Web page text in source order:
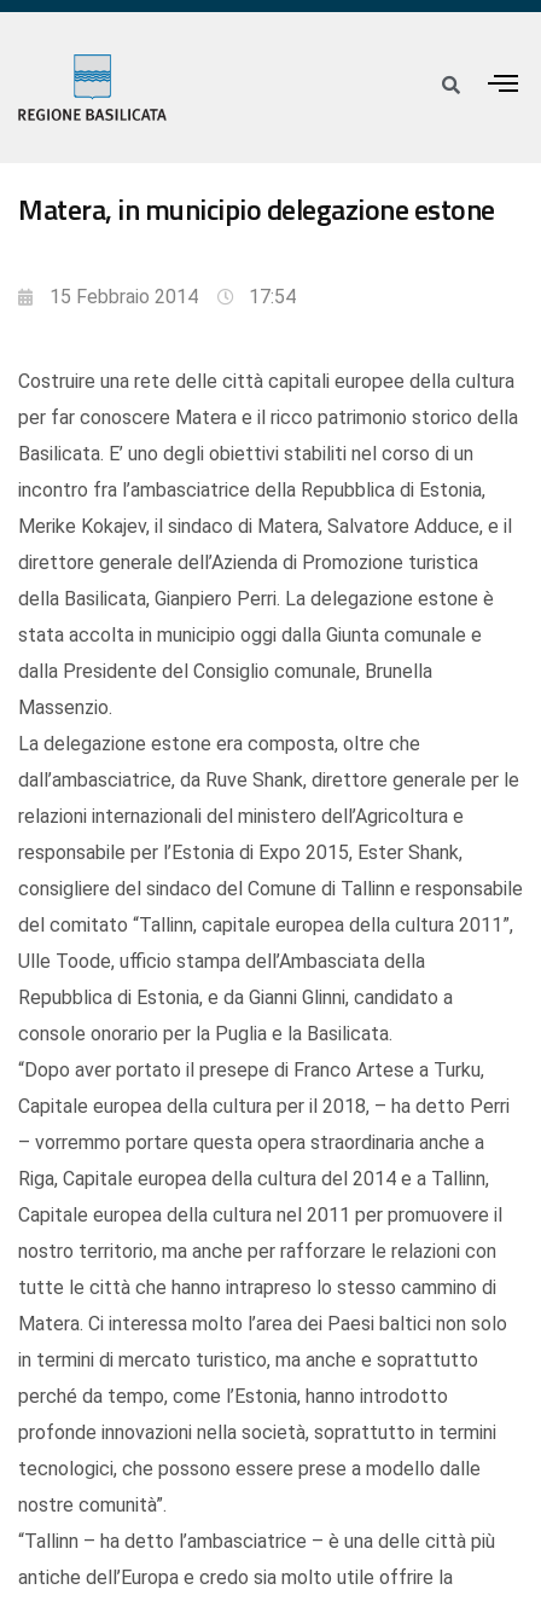
Matera, in municipio delegazione estone
15 Febbraio 2014 17:54
Costruire una rete delle città capitali europee della cultura
per far conoscere Matera e il ricco patrimonio storico della
Basilicata. E’ uno degli obiettivi stabiliti nel corso di un
incontro fra l’ambasciatrice della Repubblica di Estonia,
Merike Kokajev, il sindaco di Matera, Salvatore Adduce, e il
direttore generale dell’Azienda di Promozione turistica
della Basilicata, Gianpiero Perri. La delegazione estone è
stata accolta in municipio oggi dalla Giunta comunale e
dalla Presidente del Consiglio comunale, Brunella
Massenzio.
La delegazione estone era composta, oltre che
dall’ambasciatrice, da Ruve Shank, direttore generale per le
relazioni internazionali del ministero dell’Agricoltura e
responsabile per l’Estonia di Expo 2015, Ester Shank,
consigliere del sindaco del Comune di Tallinn e responsabile
del comitato “Tallinn, capitale europea della cultura 2011”,
Ulle Toode, ufficio stampa dell’Ambasciata della
Repubblica di Estonia, e da Gianni Glinni, candidato a
console onorario per la Puglia e la Basilicata.
“Dopo aver portato il presepe di Franco Artese a Turku,
Capitale europea della cultura per il 2018, – ha detto Perri
– vorremmo portare questa opera straordinaria anche a
Riga, Capitale europea della cultura del 2014 e a Tallinn,
Capitale europea della cultura nel 2011 per promuovere il
nostro territorio, ma anche per rafforzare le relazioni con
tutte le città che hanno intrapreso lo stesso cammino di
Matera. Ci interessa molto l’area dei Paesi baltici non solo
in termini di mercato turistico, ma anche e soprattutto
perché da tempo, come l’Estonia, hanno introdotto
profonde innovazioni nella società, soprattutto in termini
tecnologici, che possono essere prese a modello dalle
nostre comunità”.
“Tallinn – ha detto l’ambasciatrice – è una delle città più
antiche dell’Europa e credo sia molto utile offrire la